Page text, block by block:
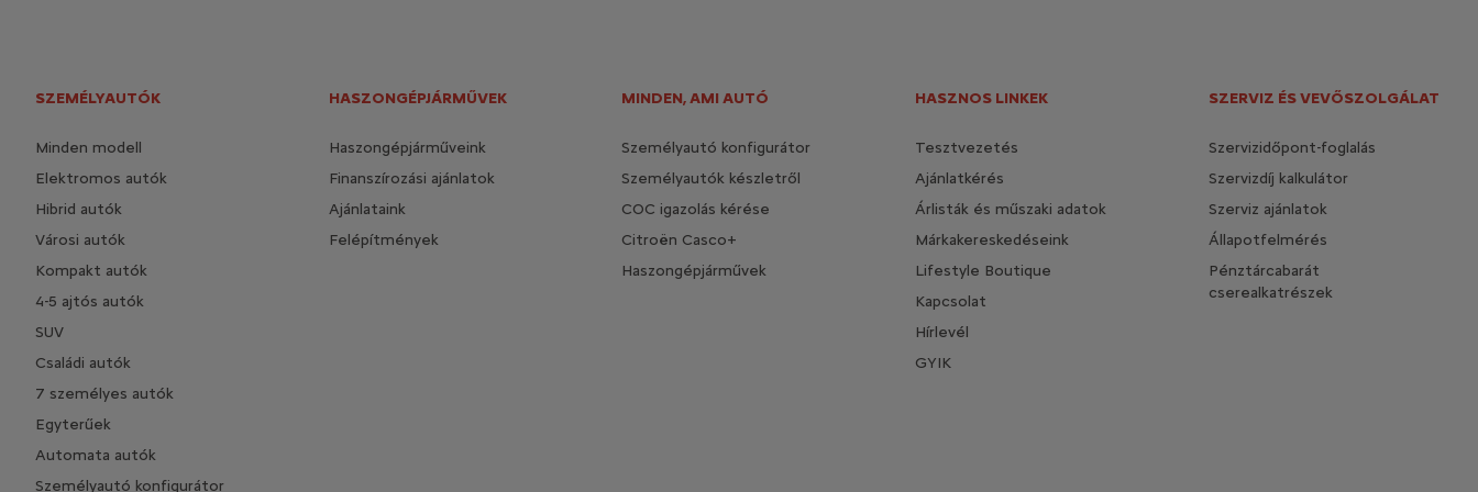
SZEMÉLYAUTÓK
Minden modell
Elektromos autók
Hibrid autók
Városi autók
Kompakt autók
4-5 ajtós autók
SUV
Családi autók
7 személyes autók
Egyterűek
Automata autók
Személyautó konfigurátor
HASZONGÉPJÁRMŰVEK
Haszongépjárműveink
Finanszírozási ajánlatok
Ajánlataink
Felépítmények
MINDEN, AMI AUTÓ
Személyautó konfigurátor
Személyautók készletről
COC igazolás kérése
Citroën Casco+
Haszongépjárművek
HASZNOS LINKEK
Tesztvezetés
Ajánlatkérés
Árlisták és műszaki adatok
Márkakereskedéseink
Lifestyle Boutique
Kapcsolat
Hírlevél
GYIK
SZERVIZ ÉS VEVŐSZOLGÁLAT
Szervizidőpont-foglalás
Szervizdíj kalkulátor
Szerviz ajánlatok
Állapotfelmérés
Pénztárcabarát
cserealkatrészek